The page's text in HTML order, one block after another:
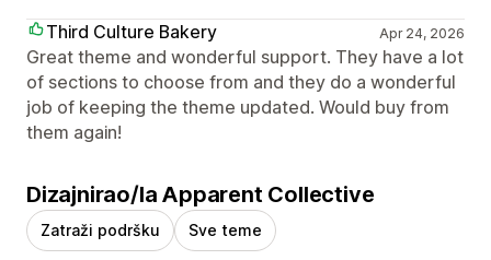
Third Culture Bakery
Apr 24, 2026
Great theme and wonderful support. They have a lot
of sections to choose from and they do a wonderful
job of keeping the theme updated. Would buy from
them again!
Dizajnirao/la Apparent Collective
Zatraži podršku Sve teme